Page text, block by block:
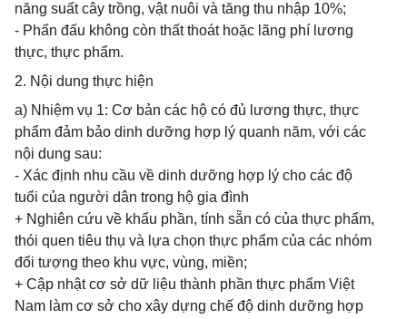
năng suất cây trồng, vật nuôi và tăng thu nhập 10%;
- Phấn đấu không còn thất thoát hoặc lãng phí lương
thực, thực phẩm.
2. Nội dung thực hiện
a) Nhiệm vụ 1: Cơ bản các hộ có đủ lương thực, thực
phẩm đảm bảo dinh dưỡng hợp lý quanh năm, với các
nội dung sau:
- Xác định nhu cầu về dinh dưỡng hợp lý cho các độ
tuổi của người dân trong hộ gia đình
+ Nghiên cứu về khẩu phần, tính sẵn có của thực phẩm,
thói quen tiêu thụ và lựa chọn thực phẩm của các nhóm
đối tượng theo khu vực, vùng, miền;
+ Cập nhật cơ sở dữ liệu thành phần thực phẩm Việt
Nam làm cơ sở cho xây dựng chế độ dinh dưỡng hợp